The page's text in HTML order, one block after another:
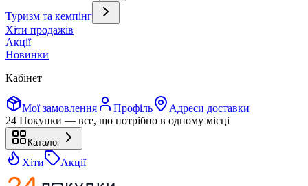
Туризм та кемпінг
Хіти продажів
Акції
Новинки
Кабінет
Мої замовлення Профіль
Адреси доставки
24 Покупки — все, що потрібно в одному місці
Каталог
Хіти Акції